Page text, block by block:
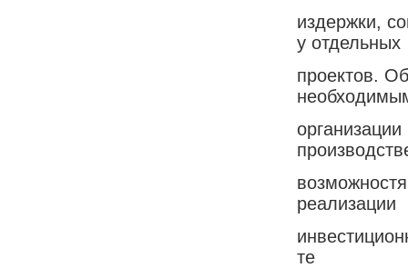
издержки,
у отдельных
проектов.
реализации
те